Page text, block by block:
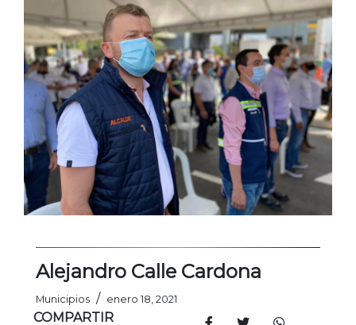
Alejandro Calle Cardona
Municipios / enero 18, 2021
COMPARTIR